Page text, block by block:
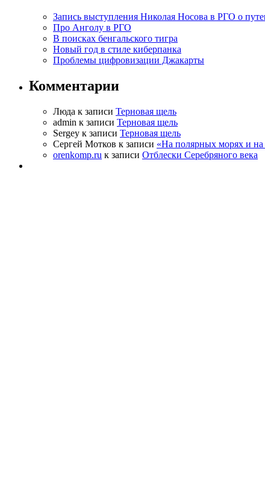
Запись выступления Николая Носова в РГО о
Про Анголу в РГО
В поисках бенгальского тигра
Новый год в стиле киберпанка
Проблемы цифровизации Джакарты
Комментарии
Люда к записи Терновая щель
admin к записи Терновая щель
Sergey к записи Терновая щель
Сергей Мотков к записи «На полярных морях и
orenkomp.ru к записи Отблески Серебряного века